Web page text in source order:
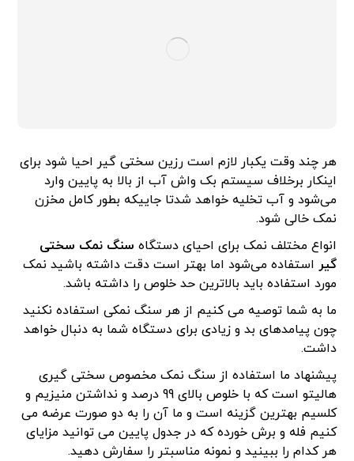
هر چند وقت یکبار لازم است رزین سختی گیر احیا شود برای
اینکار برخلاف سیستم بک واش آب از بالا به پایین وارد
می‌شود و آب تخلیه خواهد شدتا جاییکه بطور کامل مخزن
نمک خالی شود.
انواع مختلف نمک برای احیای دستگاه سنگ نمک سختی
گیر استفاده می‌شود اما بهتر است دقت داشته باشید نمک
مورد استفاده باید بالاترین حد خلوص را داشته باشد.
ما به شما توصیه می کنیم از هر سنگ نمکی استفاده نکنید
چون پیامدهای بد و زیادی برای دستگاه شما به دنبال خواهد
داشت.
پیشنهاد ما استفاده از سنگ نمک مخصوص سختی گیری
هالیتو است که با خلوص بالای 99 درصد و نداشتن منیزیم و
کلسیم بهترین گزینه است و ما آن را به دو صورت عرضه می
کنیم فله و برش خورده که در جدول پایین می توانید مزایای
هر کدام را ببینید و نمونه مناسبتر را سفارش دهید.